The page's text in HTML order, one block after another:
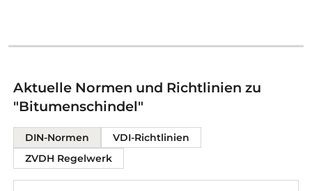
Aktuelle Normen und Richtlinien zu
"Bitumenschindel"
DIN-Normen
VDI-Richtlinien
ZVDH Regelwerk